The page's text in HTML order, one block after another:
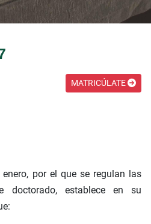
MATRICÚLATE
por el que se regulan las
doctorado, establece en su